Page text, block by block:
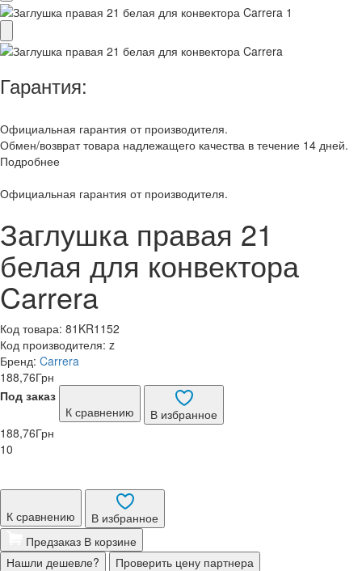
Гарантия:
Официальная гарантия от производителя.
Обмен/возврат товара надлежащего качества в течение 14 дней.
Подробнее
Официальная гарантия от производителя.
Заглушка правая 21
белая для конвектора
Carrera
Код товара: 81KR1152
Код производителя: z
Бренд: Carrera
188,76Грн
Под заказ
К сравнению
В избранное
188,76Грн
10
К сравнению
В избранное
Предзаказ В корзине
Нашли дешевле?
Проверить цену партнера